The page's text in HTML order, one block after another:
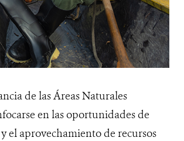
de las Áreas Naturales
en las oportunidades de
el aprovechamiento de recursos